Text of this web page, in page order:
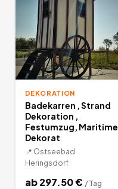
DEKORATION
Badekarren , Strand
Dekoration ,
Festumzug, Maritime
Dekorat
📍 Ostseebad
Heringsdorf
ab297.50€ / Tag